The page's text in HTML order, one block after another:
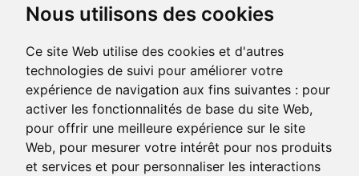
Nous utilisons des cookies
Ce site Web utilise des cookies et d'autres
technologies de suivi pour améliorer votre
expérience de navigation aux fins suivantes : pour
activer les fonctionnalités de base du site Web,
pour offrir une meilleure expérience sur le site
Web, pour mesurer votre intérêt pour nos produits
et services et pour personnaliser les interactions
Télécopieur: 418 851-1237